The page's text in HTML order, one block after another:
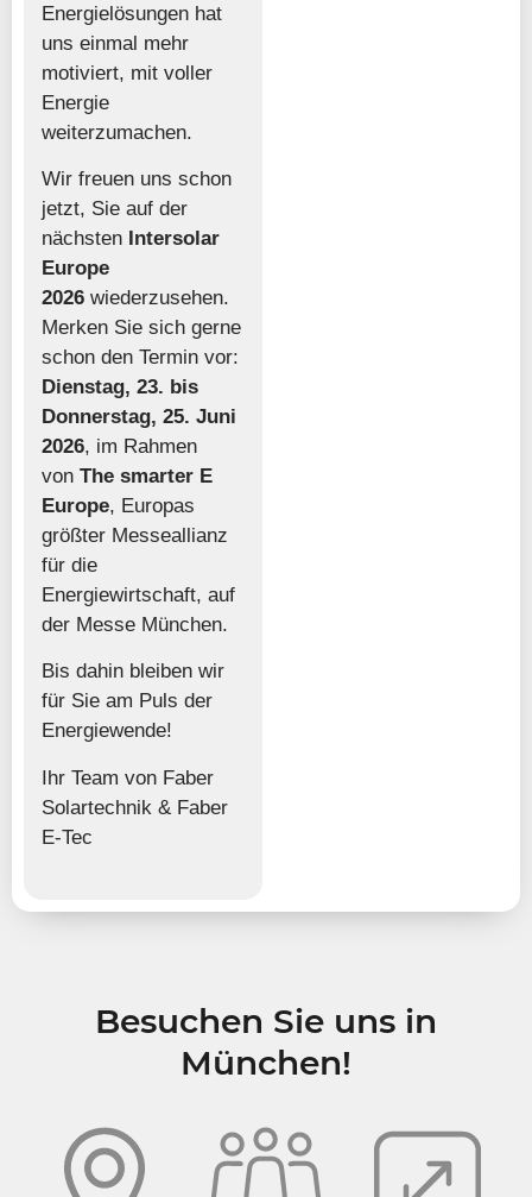
Energielösungen hat
uns einmal mehr
motiviert, mit voller
Energie
weiterzumachen.
Wir freuen uns schon
jetzt, Sie auf der
nächsten Intersolar
Europe
2026 wiederzusehen.
Merken Sie sich gerne
schon den Termin vor:
Dienstag, 23. bis
Donnerstag, 25. Juni
2026, im Rahmen
von The smarter E
Europe, Europas
größter Messeallianz
für die
Energiewirtschaft, auf
der Messe München.
Bis dahin bleiben wir
für Sie am Puls der
Energiewende!
Ihr Team von Faber
Solartechnik & Faber
E-Tec
Besuchen Sie uns​ in
München!